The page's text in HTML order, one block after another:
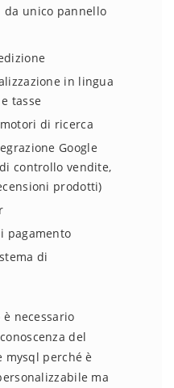
da unico pannello
in lingua
tasse
di ricerca
Google
controllo vendite,
prodotti)
pagamento
di
necessario
del
mysql perché è
ma